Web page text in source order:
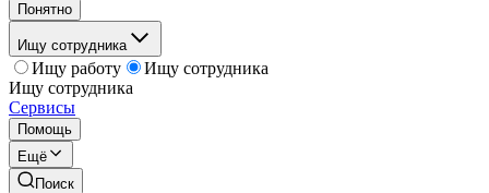
Понятно
Ищу сотрудника
Ищу работу
Ищу сотрудника
Ищу сотрудника
Сервисы
Помощь
Ещё
Поиск